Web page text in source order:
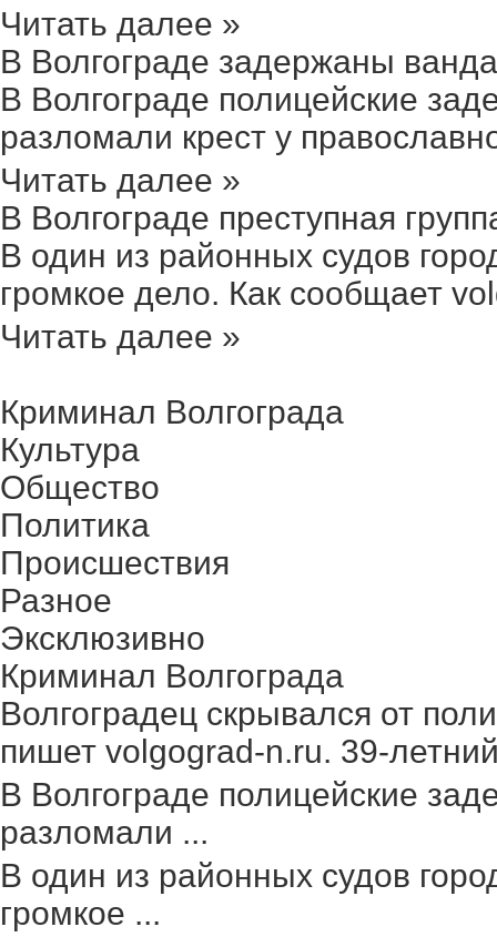
Читать далее »
В Волгограде задержаны
В Волгограде полицейские
разломали крест у
Читать далее »
В Волгограде преступная
В один из районных судов
громкое дело. Как сообщает
Читать далее »
Криминал Волгограда
Культура
Общество
Политика
Происшествия
Разное
Эксклюзивно
Криминал Волгограда
Волгоградец скрывался от
пишет volgograd-n.ru. 39-
В Волгограде полицейские
разломали ...
В один из районных судов
громкое ...